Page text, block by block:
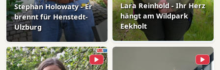
Stephan Holowaty - Er
brennt für Henstedt-
Ulzburg
Lara Reinhold - Ihr Herz
hängt am Wildpark
Eekholt